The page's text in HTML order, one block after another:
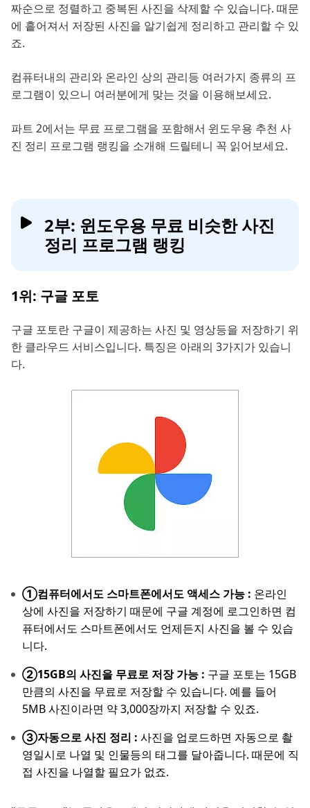
짜순으로 정렬하고 중복된 사진을 삭제할 수 있습니다. 때문
에 흩어져서 저장된 사진을 알기쉽게 정리하고 관리할 수 있
죠.
컴퓨터내의 관리와 온라인 상의 관리등 여러가지 종류의 프
로그램이 있으니 여러분에게 맞는 것을 이용해보세요.
파트 2에서는 무료 프로그램을 포함해서 윈도우용 추천 사
진 정리 프로그램 랭킹을 소개해 드릴테니 꼭 읽어보세요.
2부: 윈도우용 무료 비슷한 사진
정리 프로그램 랭킹
1위: 구글 포토
구글 포토란 구글이 제공하는 사진 및 영상등을 저장하기 위
한 클라우드 서비스입니다. 특징은 아래의 3가지가 있습니
다.
①컴퓨터에서도 스마트폰에서도 액세스 가능 : 온라인
상에 사진을 저장하기 때문에 구글 계정에 로그인하면 컴
퓨터에서도 스마트폰에서도 언제든지 사진을 볼 수 있습
니다.
②15GB의 사진을 무료로 저장 가능 : 구글 포토는 15GB
만큼의 사진을 무료로 저장할 수 있습니다. 예를 들어
5MB 사진이라면 약 3,000장까지 저장할 수 있죠.
③자동으로 사진 정리 : 사진을 업로드하면 자동으로 촬
영일시로 나열 및 인물등의 태그를 달아줍니다. 때문에 직
접 사진을 나열할 필요가 없죠.